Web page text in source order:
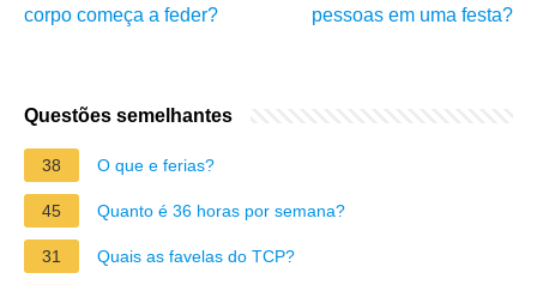
corpo começa a feder?
pessoas em uma festa?
Questões semelhantes
38 O que e ferias?
45 Quanto é 36 horas por semana?
31 Quais as favelas do TCP?